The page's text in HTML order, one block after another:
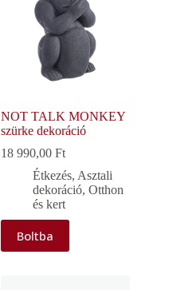
NOT TALK MONKEY
szürke dekoráció
18 990,00Ft
Étkezés, Asztali
dekoráció,Otthon
és kert
Boltba